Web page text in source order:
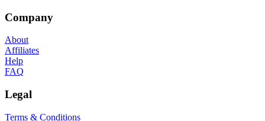
Company
About
Affiliates
Help
FAQ
Legal
Terms & Conditions